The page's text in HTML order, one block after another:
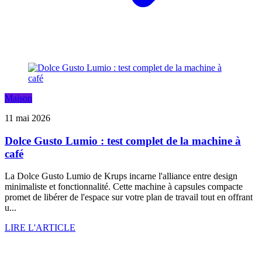
Maison
11 mai 2026
Dolce Gusto Lumio : test complet de la machine à
café
La Dolce Gusto Lumio de Krups incarne l'alliance entre design
minimaliste et fonctionnalité. Cette machine à capsules compacte
promet de libérer de l'espace sur votre plan de travail tout en offrant
u...
LIRE L'ARTICLE